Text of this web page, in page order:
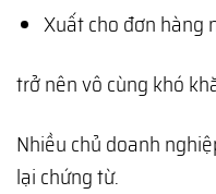
Xuất cho đơn hàng
trở nên vô cùng khó
Nhiều chủ doanh
lại chứng từ.